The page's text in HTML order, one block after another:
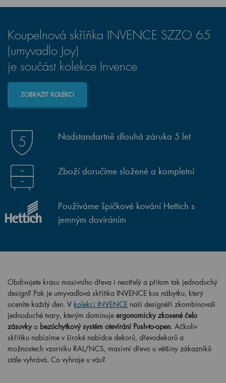
Koupelnová skříňka INVENCE SZZO 65
(umyvadlo Joy)
je součást kolekce Invence
ZOBRAZIT KOLEKCI
Nadstandartně dlouhá záruka 5 let
Zboží doručíme složené a kompletní
Používáme špičkové kování Hettich s
jemným dovíráním
Obdivujete krásu masivního dřeva i neotřelý a přitom tak jednoduchý
design? Pak je umyvadlová skříňka INVENCE kus nábytku, který
oceníte každý den. V kolekci INVENCE naši designéři zkombinovali
jednoduché tvary, kterým dominuje ergonomicky zkosené čelo
zásuvky a bezúchytkový systém otevírání Push-to-open. Ačkoliv
skříňku nabízíme v široké nabídce dekorů, dřevodekorů a
možnostech vzorníku RAL/NCS, masivní dřevo u většiny zákazníků
stále vyhrává. Co vyhraje u vás?